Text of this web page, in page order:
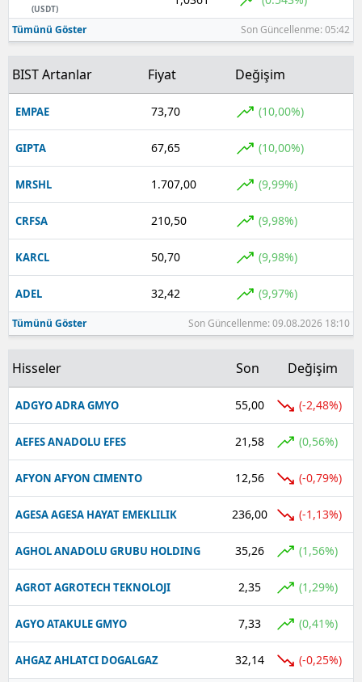
(USDT)
Tümünü Göster Son Güncellenme: 05:42
BIST Artanlar Fiyat Değişim
EMPAE 73,70 (10,00%)
GIPTA 67,65 (10,00%)
MRSHL 1.707,00 (9,99%)
CRFSA 210,50 (9,98%)
KARCL 50,70 (9,98%)
ADEL 32,42 (9,97%)
Tümünü Göster Son Güncellenme: 09.08.2026 18:10
Hisseler Son Değişim
ADGYO ADRA GMYO 55,00 (-2,48%)
AEFES ANADOLU EFES 21,58 (0,56%)
AFYON AFYON CIMENTO 12,56 (-0,79%)
AGESA AGESA HAYAT EMEKLILIK 236,00 (-1,13%)
AGHOL ANADOLU GRUBU HOLDING 35,26 (1,56%)
AGROT AGROTECH TEKNOLOJI 2,35 (1,29%)
AGYO ATAKULE GMYO 7,33 (0,41%)
AHGAZ AHLATCI DOGALGAZ 32,14 (-0,25%)